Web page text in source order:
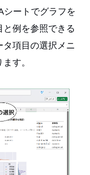
シートでグラフを
例を参照できる
項目の選択メニ
す。